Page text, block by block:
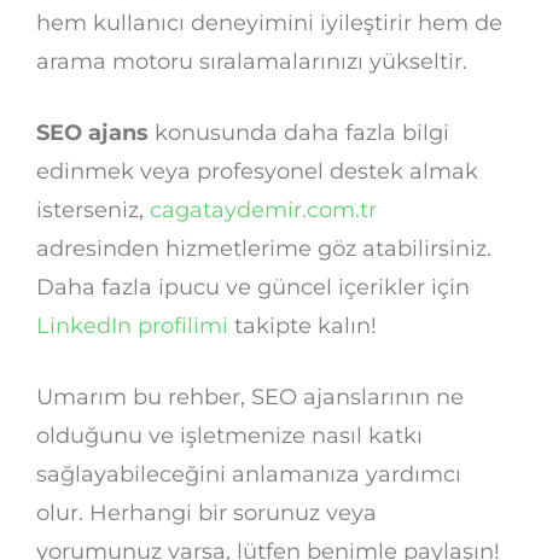
hem kullanıcı deneyimini iyileştirir hem de
arama motoru sıralamalarınızı yükseltir.
SEO ajans konusunda daha fazla bilgi
edinmek veya profesyonel destek almak
isterseniz, cagataydemir.com.tr
adresinden hizmetlerime göz atabilirsiniz.
Daha fazla ipucu ve güncel içerikler için
LinkedIn profilimi takipte kalın!
Umarım bu rehber, SEO ajanslarının ne
olduğunu ve işletmenize nasıl katkı
sağlayabileceğini anlamanıza yardımcı
olur. Herhangi bir sorunuz veya
yorumunuz varsa, lütfen benimle paylaşın!